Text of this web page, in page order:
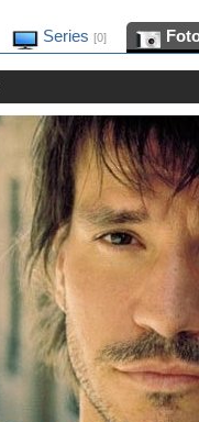
Series [0]